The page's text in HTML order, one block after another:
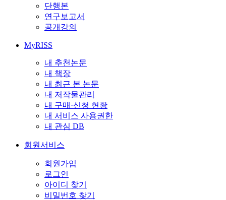
단행본
연구보고서
공개강의
MyRISS
내 추천논문
내 책장
내 최근 본 논문
내 저작물관리
내 구매·신청 현황
내 서비스 사용권한
내 관심 DB
회원서비스
회원가입
로그인
아이디 찾기
비밀번호 찾기